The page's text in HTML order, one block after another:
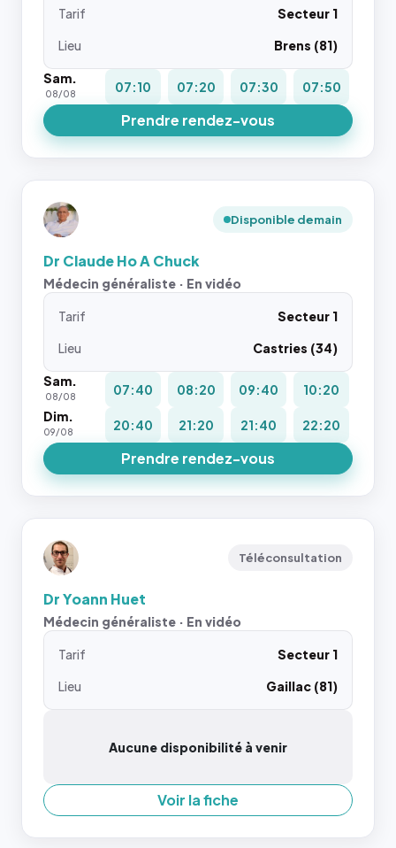
Tarif
Secteur 1
Lieu
Brens (81)
Sam.
08/08 07:10 07:20 07:30 07:50
Prendre rendez-vous
Disponible demain
Dr Claude Ho A Chuck
Médecin généraliste · En vidéo
Tarif
Secteur 1
Lieu
Castries (34)
Sam.
08/08 07:40 08:20 09:40
10:20
Dim.
09/08 20:40 21:20 21:40 22:20
Prendre rendez-vous
Téléconsultation
Dr Yoann Huet
Médecin généraliste · En vidéo
Tarif
Secteur 1
Lieu
Gaillac (81)
Aucune disponibilité à venir
Voir la fiche